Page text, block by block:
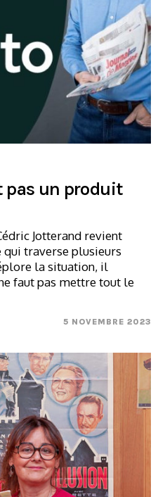
pas un produit
Jotterand revient
qui traverse plusieurs
la situation, il
faut pas mettre tout le
5 NOVEMBRE 2023